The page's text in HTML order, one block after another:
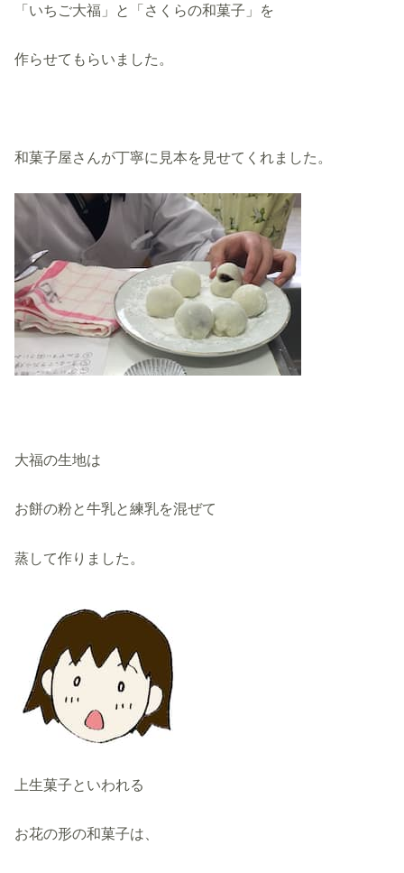
「いちご大福」と「さくらの和菓子」を
作らせてもらいました。
和菓子屋さんが丁寧に見本を見せてくれました。
大福の生地は
お餅の粉と牛乳と練乳を混ぜて
蒸して作りました。
上生菓子といわれる
お花の形の和菓子は、